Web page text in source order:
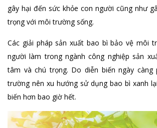
gây hại đến sức khỏe con người cũng như
trọng với môi trường sống.
Các giải pháp sản xuất bao bì bảo vệ môi
người làm trong ngành công nghiệp sản
tâm và chú trọng. Do diễn biến ngày
trường nên xu hướng sử dụng bao bì xanh
biến hơn bao giờ hết.